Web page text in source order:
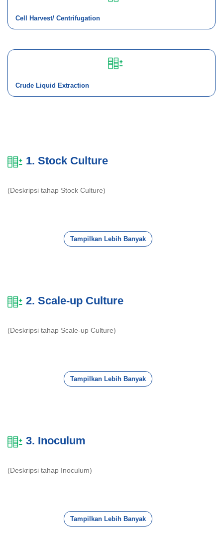
Cell Harvest/ Centrifugation
Crude Liquid Extraction
1. Stock Culture
(Deskripsi tahap Stock Culture)
Tampilkan Lebih Banyak
2. Scale-up Culture
(Deskripsi tahap Scale-up Culture)
Tampilkan Lebih Banyak
3. Inoculum
(Deskripsi tahap Inoculum)
Tampilkan Lebih Banyak